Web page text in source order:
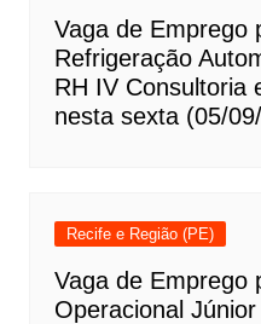
Vaga de Emprego
Refrigeração
RH IV Consultoria
nesta sexta (05/
Recife e Região (PE)
Vaga de Emprego
Operacional